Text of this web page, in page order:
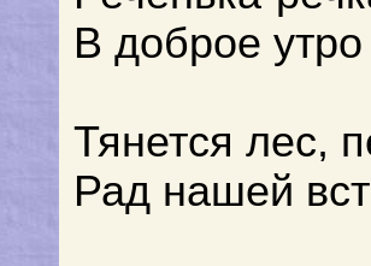
В доброе
Тянется лес,
Рад нашей